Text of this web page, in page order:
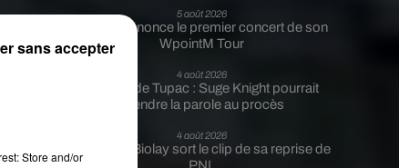
5 août 2026
Tiakola annonce le premier concert de son
WpointM Tour
4 août 2026
Meurtre de Tupac : Suge Knight pourrait
prendre la parole au procès
4 août 2026
Benjamin Biolay sort le clip de sa reprise de
Store and/or
sans accepter